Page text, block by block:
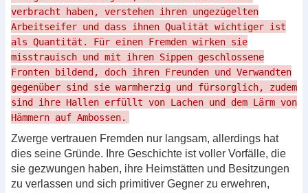
verbracht haben, verstehen ihren ungezügelten
Arbeitseifer und dass ihnen Qualität wichtiger ist
als Quantität. Für einen Fremden wirken sie
misstrauisch und mit ihren Sippen geschlossene
Fronten bildend, doch ihren Freunden und Verwandten
gegenüber sind sie warmherzig und fürsorglich, zudem
sind ihre Hallen erfüllt von Lachen und dem Lärm von
Hämmern auf Ambossen.
Zwerge vertrauen Fremden nur langsam, allerdings hat
dies seine Gründe. Ihre Geschichte ist voller Vorfälle, die
sie gezwungen haben, ihre Heimstätten und Besitzungen
zu verlassen und sich primitiver Gegner zu erwehren,